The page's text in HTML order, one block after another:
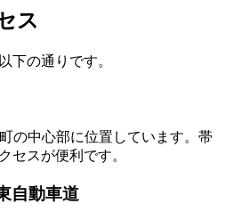
ス
下の通りです。
の中心部に位置しています。帯
セスが便利です。
自動車道